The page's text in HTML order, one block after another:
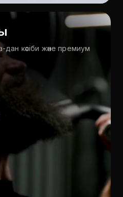
кәсіби және премиум